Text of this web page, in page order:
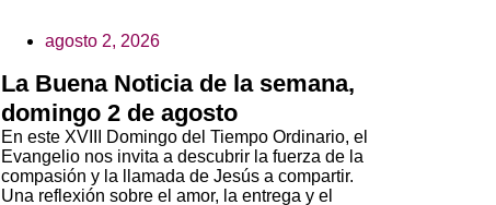
agosto 2, 2026
La Buena Noticia de la semana,
domingo 2 de agosto
En este XVIII Domingo del Tiempo Ordinario, el
Evangelio nos invita a descubrir la fuerza de la
compasión y la llamada de Jesús a compartir.
Una reflexión sobre el amor, la entrega y el